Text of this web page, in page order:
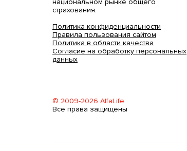
национальном рынке общего
страхования.
Политика конфиденциальности
Правила пользования сайтом
Политика в области качества
Согласие на обработку персональных
данных
© 2009-2026 AlfaLife
Все права защищены